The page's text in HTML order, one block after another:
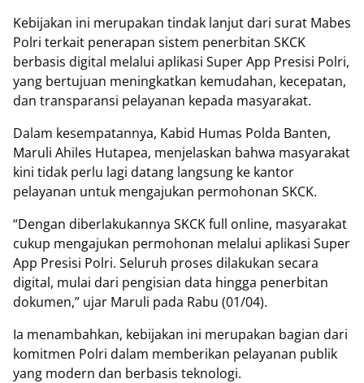
Kebijakan ini merupakan tindak lanjut dari surat Mabes
Polri terkait penerapan sistem penerbitan SKCK
berbasis digital melalui aplikasi Super App Presisi Polri,
yang bertujuan meningkatkan kemudahan, kecepatan,
dan transparansi pelayanan kepada masyarakat.
Dalam kesempatannya, Kabid Humas Polda Banten,
Maruli Ahiles Hutapea, menjelaskan bahwa masyarakat
kini tidak perlu lagi datang langsung ke kantor
pelayanan untuk mengajukan permohonan SKCK.
“Dengan diberlakukannya SKCK full online, masyarakat
cukup mengajukan permohonan melalui aplikasi Super
App Presisi Polri. Seluruh proses dilakukan secara
digital, mulai dari pengisian data hingga penerbitan
dokumen,” ujar Maruli pada Rabu (01/04).
Ia menambahkan, kebijakan ini merupakan bagian dari
komitmen Polri dalam memberikan pelayanan publik
yang modern dan berbasis teknologi.